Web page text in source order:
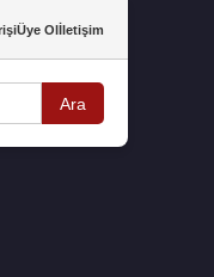
Üye Olİletişim
Ara